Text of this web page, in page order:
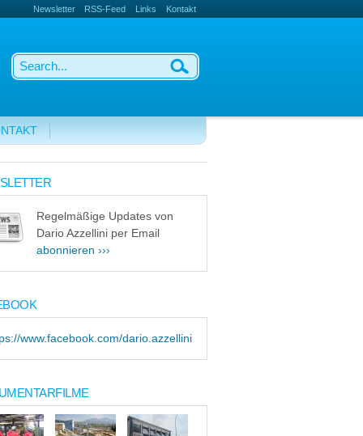
Newsletter RSS-Feed Links Kontakt
Regelmäßige Updates von
Dario Azzellini per Email
abonnieren ›››
www.facebook.com/dario.azzellini